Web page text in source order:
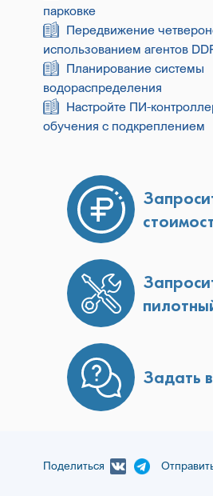
парковке
Передвижение
использованием агентов
Планирование системы
водораспределения
Настройте ПИ-
обучения с подкреплением
Задать
Поделиться